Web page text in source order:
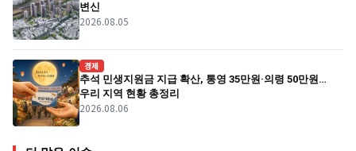
변신
2026.08.05
경제
추석 민생지원금 지급 확산, 통영 35만원·의령 50만원…
우리 지역 현황 총정리
2026.08.06